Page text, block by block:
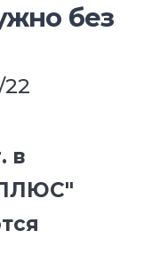
без
22
в